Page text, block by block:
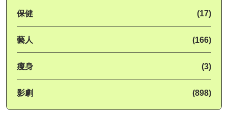
保健 (17)
藝人 (166)
瘦身 (3)
影劇 (898)